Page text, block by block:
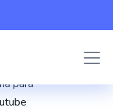
para